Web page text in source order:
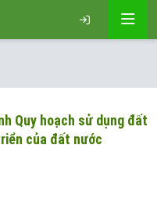
Quy hoạch sử dụng đất
của đất nước